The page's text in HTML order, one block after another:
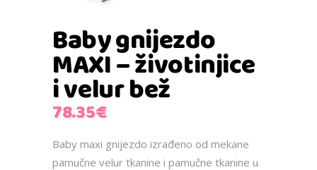
Baby gnijezdo
MAXI – životinjice
i velur bež
78.35€
Baby maxi gnijezdo izrađeno od mekane
pamučne velur tkanine i pamučne tkanine u